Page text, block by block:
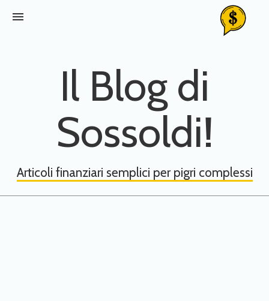
menu
Il Blog di
Sossoldi!
Articoli finanziari semplici per pigri complessi